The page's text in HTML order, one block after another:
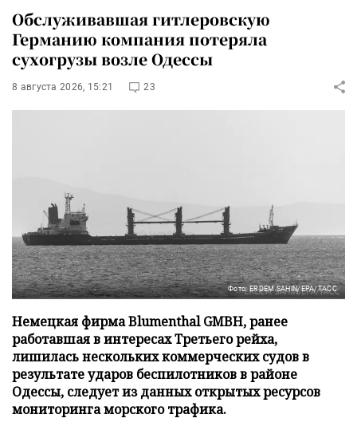
Обслуживавшая гитлеровскую
Германию компания потеряла
сухогрузы возле Одессы
8 августа 2026, 15:21 23
Фото: ERDEM SAHIN/EPA/ТАСС
Немецкая фирма Blumenthal GMBH, ранее
работавшая в интересах Третьего рейха,
лишилась нескольких коммерческих судов в
результате ударов беспилотников в районе
Одессы, следует из данных открытых ресурсов
мониторинга морского трафика.